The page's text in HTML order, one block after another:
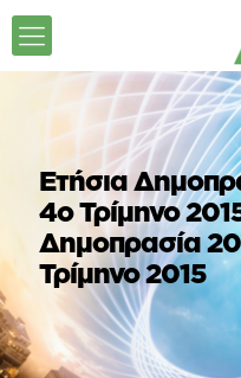
Ετήσια
4ο Τρίμηνο
Δημοπρασία
Τρίμηνο 2015